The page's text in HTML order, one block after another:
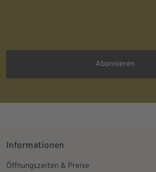
Informationen
Öffnungszeiten & Preise